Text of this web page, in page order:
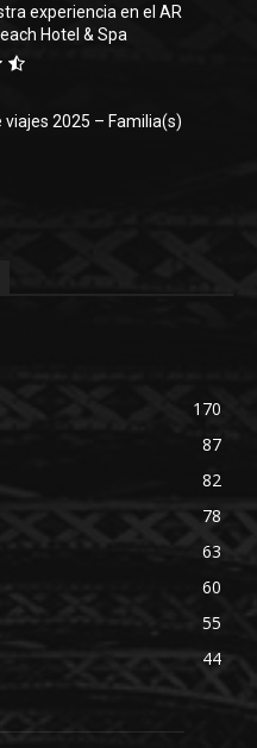
experiencia en el AR
Hotel & Spa
viajes 2025 – Familia(s)
170
87
82
78
63
60
55
44